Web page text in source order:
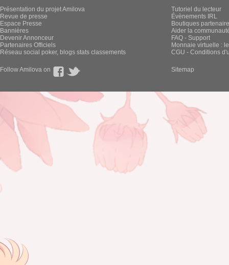
Présentation du projet Amilova
Revue de presse
Espace Presse
Bannières
Devenir Annonceur
Partenaires Officiels
Réseau social poker, blogs stats classements
Tutoriel du lecteur
Évènements IRL
Boutiques
Aider la
FAQ - Support
Monnaie virtuelle :
CGU - Conditions
Follow Amilova on Sitemap